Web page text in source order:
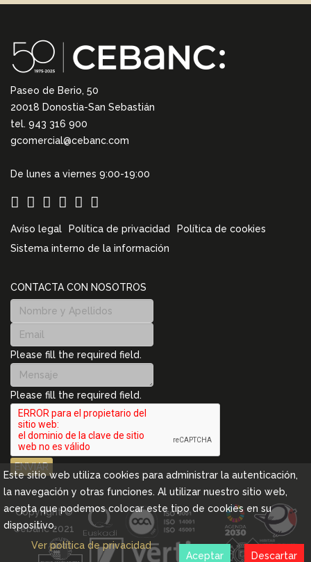
Paseo de Berio, 50
20018 Donostia-San Sebastián
tel. 943 316 900
gcomercial@cebanc.com
De lunes a viernes 9:00-19:00
Aviso legal Política de privacidad
Política de cookies
Sistema interno de la información
CONTACTA CON NOSOTROS
Please fill the required field.
Please fill the required field.
ENVIAR
Copyright ©
Cebanc 2021
Este sitio web utiliza cookies para administrar la autenticación,
la navegación y otras funciones. Al utilizar nuestro sitio web,
acepta que podemos colocar este tipo de cookies en su
dispositivo.
Ver política de privacidad
Descartar
Aceptar